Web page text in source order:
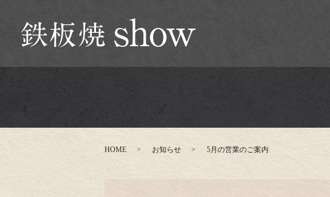
HOME お知らせ 5月の営業のご案内